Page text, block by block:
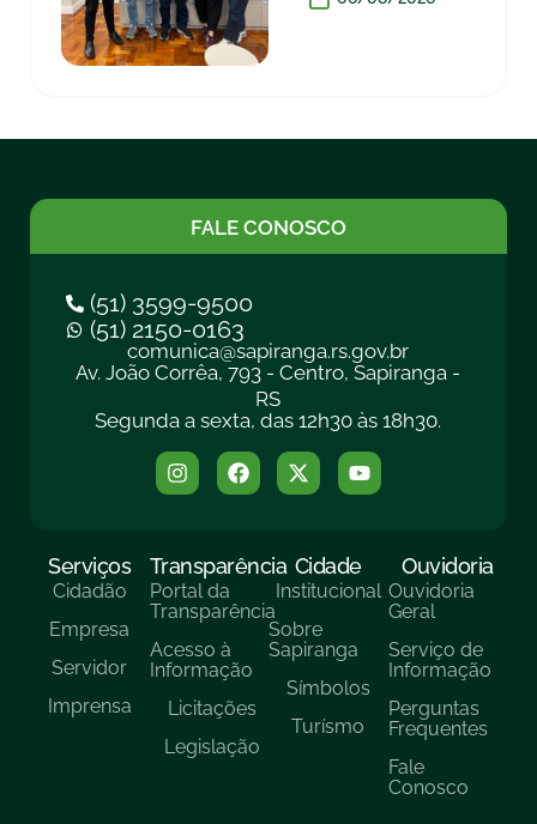
FALE CONOSCO
(51) 3599-9500
(51) 2150-0163
comunica@sapiranga.rs.gov.br
Av. João Corrêa, 793 - Centro, Sapiranga -
RS
Segunda a sexta, das 12h30 às 18h30.
Serviços
Cidadão
Empresa
Servidor
Imprensa
Transparência
Portal da
Transparência
Acesso à
Informação
Licitações
Legislação
Cidade
Institucional
Sobre
Sapiranga
Símbolos
Turísmo
Ouvidoria
Ouvidoria
Geral
Serviço de
Informação
Perguntas
Frequentes
Fale
Conosco